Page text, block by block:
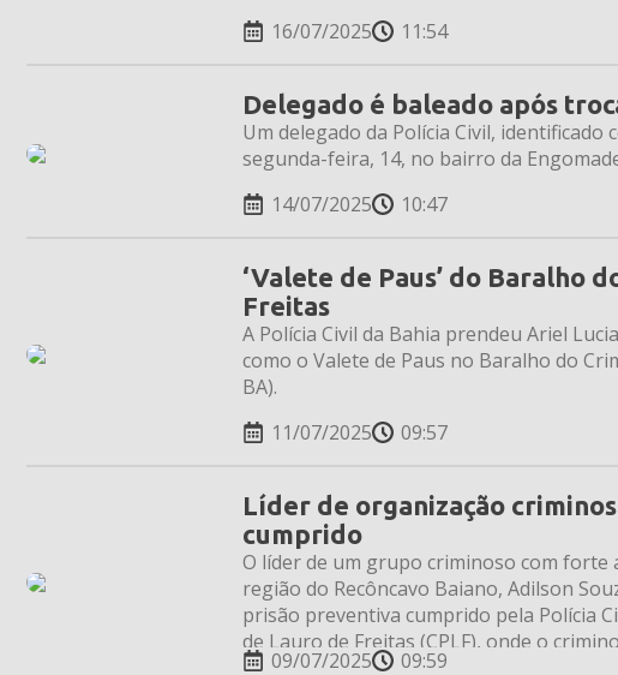
16/07/2025
11:54
Delegado é baleado após
Um delegado da Polícia Civil, identificado
segunda-feira, 14, no bairro da
14/07/2025
10:47
‘Valete de Paus’ do Baralho
Freitas
A Polícia Civil da Bahia prendeu Ariel
como o Valete de Paus no Baralho do
BA).
11/07/2025
09:57
Líder de organização
cumprido
O líder de um grupo criminoso com
região do Recôncavo Baiano, Adilson
prisão preventiva cumprido pela Polícia
de Lauro de Freitas (CPLF), onde o
09/07/2025 09:59